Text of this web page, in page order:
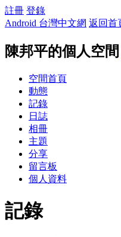
註冊 登錄
Android 台灣中文網 返回首
陳邦平的個人空間
空間首頁
動態
記錄
日誌
相冊
主題
分享
留言板
個人資料
記錄